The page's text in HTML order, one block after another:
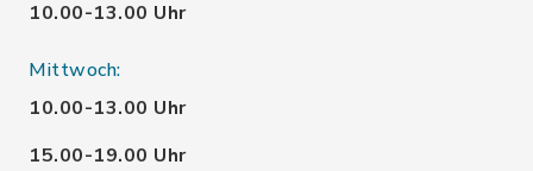
10.00-13.00 Uhr
Mittwoch:
10.00-13.00 Uhr
15.00-19.00 Uhr